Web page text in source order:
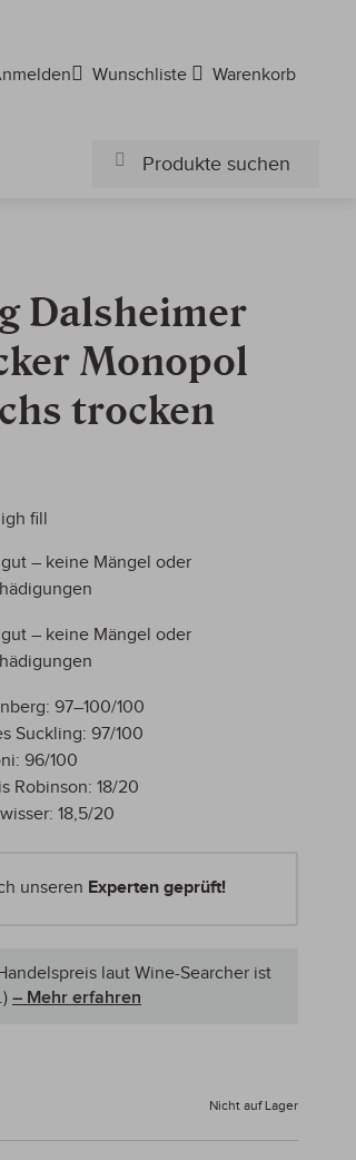
Wunschliste Warenkorb
Dalsheimer
Monopol
trocken
fill
– keine Mängel oder
– keine Mängel oder
97–100/100
Suckling: 97/100
96/100
Robinson: 18/20
18,5/20
unseren Experten geprüft!
laut Wine-Searcher ist
– Mehr erfahren
Nicht auf Lager